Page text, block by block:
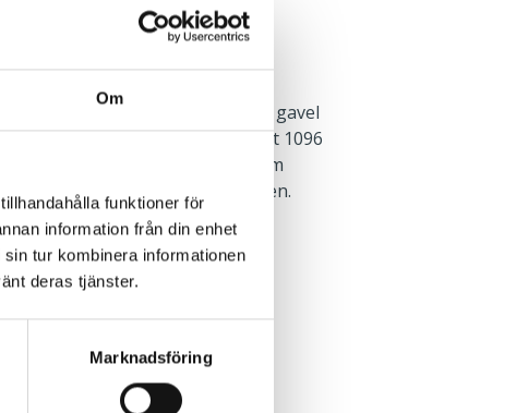
Om
funktioner för
information från din enhet
tur kombinera informationen
deras tjänster.
Marknadsföring
verktyg. Införingshål i vardera gavel
Tvärställda nyckehål, c/c-mått 1096
linfäste och pendelsats finns som
finns i monteringsanvisningen.
Dikt tak